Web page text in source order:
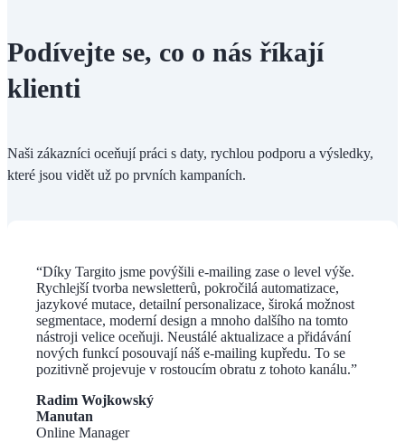
Podívejte se, co o nás říkají
klienti
Naši zákazníci oceňují práci s daty, rychlou podporu a výsledky,
které jsou vidět už po prvních kampaních.
“Díky Targito jsme povýšili e-mailing zase o level výše.
Rychlejší tvorba newsletterů, pokročilá automatizace,
jazykové mutace, detailní personalizace, široká možnost
segmentace, moderní design a mnoho dalšího na tomto
nástroji velice oceňuji. Neustálé aktualizace a přidávání
nových funkcí posouvají náš e-mailing kupředu. To se
pozitivně projevuje v rostoucím obratu z tohoto kanálu.”
Radim Wojkowský
Manutan
Online Manager